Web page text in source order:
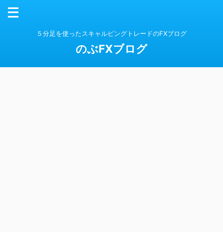
５分足を使ったスキャルピングトレードのFXブログ
のぶFXブログ